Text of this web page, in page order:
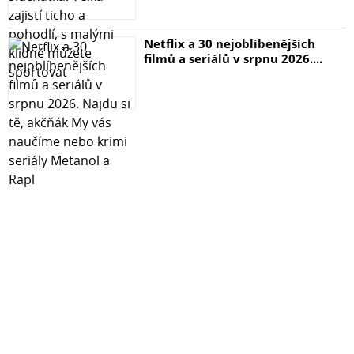
Netflix a 30 nejoblíbenějších
filmů a seriálů v srpnu 2026....